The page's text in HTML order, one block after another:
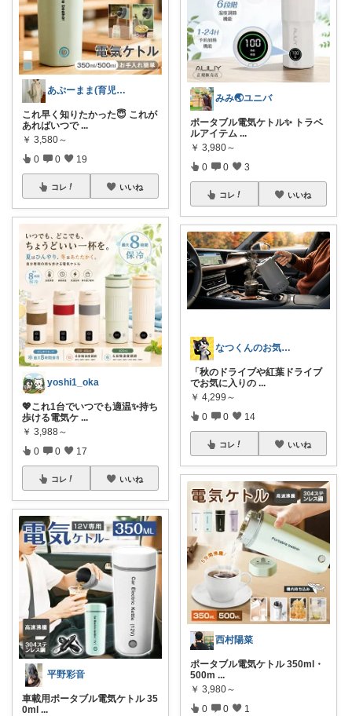
あぷーまま(育児グッズ×ママグッズ)
これ早く知りたかった😇 これが
あればいつで ...
￥ 3,580～
0 0 19
コレ いいね
yoshi1_oka
💖これ1台でいつでも適温✨持ち
歩ける電気ケ ...
￥ 3,988～
0 0 17
コレ いいね
平野彩音
車載用ポータブル電気ケトル 35
0ml ...
みみ🌏ユニバ
ポータブル電気ケトル✨ トラベ
ルアイテム ...
￥ 3,980～
0 0 3
コレ いいね
なつくんのお気に♥
「秋のドライブや紅葉ドライブ
でお気に入りの ...
￥ 4,299～
0 0 14
コレ いいね
西村陽菜
ポータブル電気ケトル 350ml・
500m ...
￥ 3,980～
0 0 1